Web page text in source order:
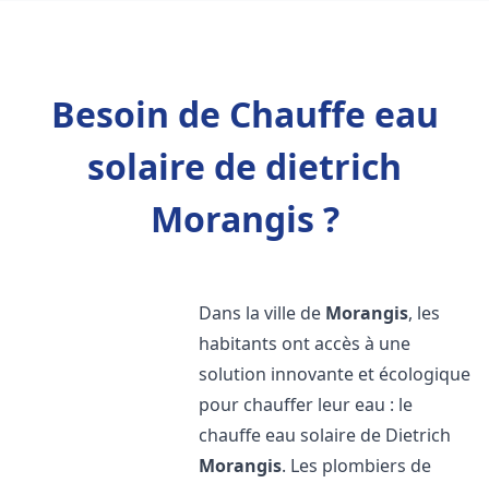
Besoin de Chauffe eau
solaire de dietrich
Morangis ?
Dans la ville de Morangis, les
habitants ont accès à une
solution innovante et écologique
pour chauffer leur eau : le
chauffe eau solaire de Dietrich
Morangis. Les plombiers de